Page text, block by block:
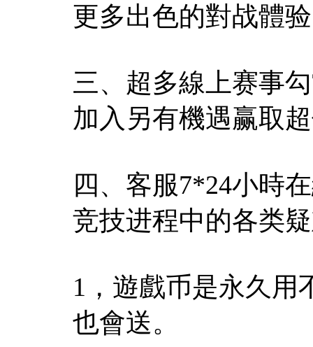
更多出色的對战體
三、超多線上赛事
加入另有機遇赢取
四、客服7*24小時
竞技进程中的各类
1，遊戲币是永久用
也會送。